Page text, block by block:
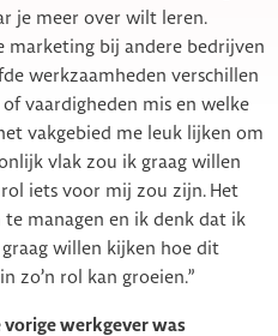
je meer over wilt leren.
marketing bij andere bedrijven
werkzaamheden verschillen
vaardigheden mis en welke
vakgebied me leuk lijken om
vlak zou ik graag willen
iets voor mij zou zijn. Het
managen en ik denk dat ik
willen kijken hoe dit
zo’n rol kan groeien.”
vorige werkgever was